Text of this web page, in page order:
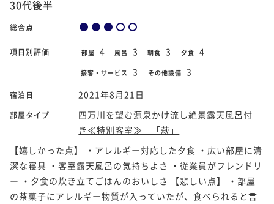
30代後半
総合点
項目別評価 部屋 4 風呂 3 朝食 3 夕食 4
接客・サービス 3 その他設備 3
宿泊日 2021年8月21日
部屋タイプ
四万川を望む源泉かけ流し絶景露天風呂付
き≪特別客室≫ 「萩」
【嬉しかった点】 ・アレルギー対応した夕食 ・広い部屋に清
潔な寝具 ・客室露天風呂の気持ちよさ ・従業員がフレンドリ
ー ・夕食の炊き立てごはんのおいしさ 【悲しい点】 ・部屋
の茶菓子にアレルギー物質が入っていたが、食べられると言